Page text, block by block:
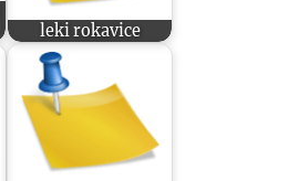
leki rokavice